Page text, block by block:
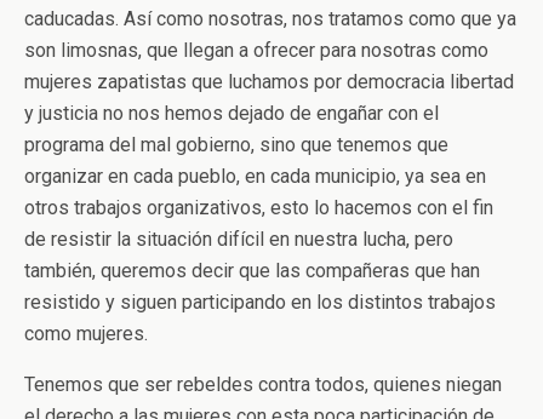
caducadas. Así como nosotras, nos tratamos como que ya
son limosnas, que llegan a ofrecer para nosotras como
mujeres zapatistas que luchamos por democracia libertad
y justicia no nos hemos dejado de engañar con el
programa del mal gobierno, sino que tenemos que
organizar en cada pueblo, en cada municipio, ya sea en
otros trabajos organizativos, esto lo hacemos con el fin
de resistir la situación difícil en nuestra lucha, pero
también, queremos decir que las compañeras que han
resistido y siguen participando en los distintos trabajos
como mujeres.
Tenemos que ser rebeldes contra todos, quienes niegan